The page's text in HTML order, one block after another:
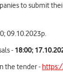
to submit
09.10.2023р.
- 18:00; 17
the tender -